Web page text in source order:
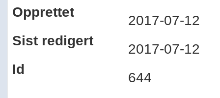
Opprettet
2017-07-12
Sist redigert
2017-07-12
Id
644